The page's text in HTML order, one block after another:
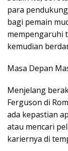
para
bagi pemain
mempengaruhi
kemudian
Masa Depan
Menjelang
Ferguson di
ada kepastian
atau mencari
kariernya di